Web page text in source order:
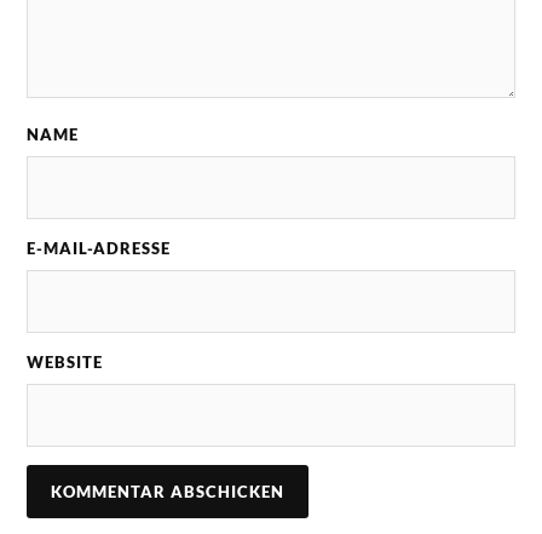
NAME
E-MAIL-ADRESSE
WEBSITE